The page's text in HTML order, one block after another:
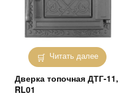
Читать далее
Дверка топочная ДТГ-11,
RL01